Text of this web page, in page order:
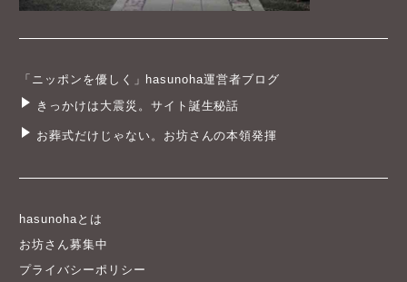
「ニッポンを優しく」hasunoha運営者ブログ
きっかけは大震災。サイト誕生秘話
お葬式だけじゃない。お坊さんの本領発揮
hasunohaとは
お坊さん募集中
プライバシーポリシー